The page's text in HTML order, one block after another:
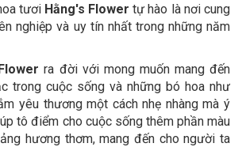
tươi Hằng's Flower tự hào là nơi cung
nghiệp và uy tín nhất trong những năm
ra đời với mong muốn mang đến
trong cuộc sống và những bó hoa như
yêu thương một cách nhẹ nhàng mà ý
tô điểm cho cuộc sống thêm phần màu
hương thơm, mang đến cho người ta